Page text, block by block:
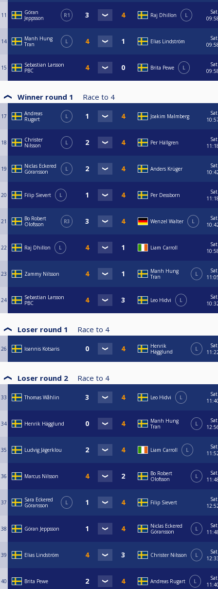
11
Göran
Jeppsson
R1 Raj Dhillon L
Sat
14
Manh Hung
Tran
L Elias Lindström
Sat
15
Sebastian Larsson
PBC
Brita Pewe L
Sat
Winner round 1 Race to 4
17
Andreas
Rugart
L Joakim Malmberg
Sat
18
Christer
Nilsson
L Per Hällgren
Sat
19
Niclas Eckered
Göransson
L Anders Krüger
Sat
20 Filip Sievert L Per Dessborn
Sat
21
Bo Robert
Olofsson
R3 Wenzel Walter L
Sat
22 Raj Dhillon L Liam Carroll
Sat
23 Zammy Nilsson
Manh Hung
Tran
L
Sat
24
Sebastian Larsson
PBC
Leo Hidvi L
Sat
Loser round 1 Race to 4
26 Ioannis Kotsaris
Henrik
Hägglund
L
Sat
Loser round 2 Race to 4
33 Thomas Wåhlin Leo Hidvi L
Sat
34 Henrik Hägglund
Manh Hung
Tran
L
Sat
35 Ludvig Jägerklou Liam Carroll L
Sat
36 Marcus Nilsson
Bo Robert
Olofsson
L
Sat
37
Sara Eckered
Göransson
L Filip Sievert
Sat
38 Göran Jeppsson
Niclas Eckered
Göransson
L
Sat
39 Elias Lindström Christer Nilsson L
Sat
40 Brita Pewe Andreas Rugart L
Sat